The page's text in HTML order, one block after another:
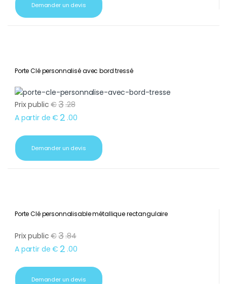
Demander un devis
Porte Clé personnalisé avec bord tressé
Prix public €3.28
A partir de € 2 .00
Demander un devis
Porte Clé personnalisable métallique rectangulaire
Prix public €3.84
A partir de € 2 .00
Demander un devis